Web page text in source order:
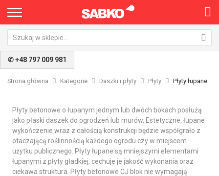
✆ +48 797 009 981
Strona główna Kategorie Daszki i płyty Płyty Płyty łupane
Płyty betonowe o łupanym jednym lub dwóch bokach posłużą
jako płaski daszek do ogrodzeń lub murów. Estetyczne, łupane
wykończenie wraz z całością konstrukcji będzie współgrało z
otaczającą roślinnością każdego ogrodu czy w miejscem
użytku publicznego. Płyty łupane są mniejszymi elementami
łupanymi z płyty gładkiej, cechuje je jakość wykonania oraz
ciekawa struktura. Płyty betonowe CJ blok nie wymagają